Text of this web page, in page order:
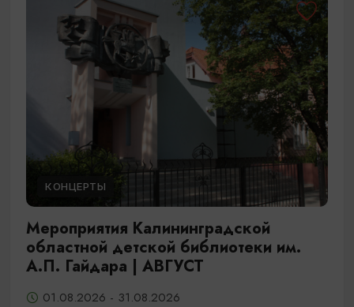
КОНЦЕРТЫ
Мероприятия Калининградской
областной детской библиотеки им.
А.П. Гайдара | АВГУСТ
01.08.2026 - 31.08.2026